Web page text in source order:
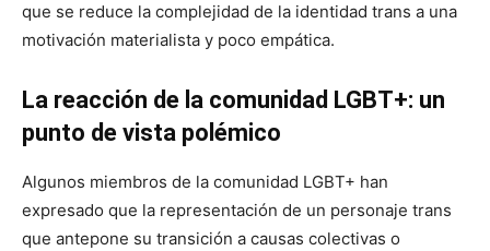
que se reduce la complejidad de la identidad trans a una
motivación materialista y poco empática.
La reacción de la comunidad LGBT+: un
punto de vista polémico
Algunos miembros de la comunidad LGBT+ han
expresado que la representación de un personaje trans
que antepone su transición a causas colectivas o